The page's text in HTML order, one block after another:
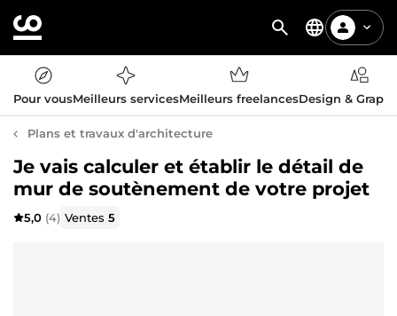
Pour vousMeilleurs servicesMeilleurs freelancesDesign &
Plans et travaux d'architecture
Je vais calculer et établir le détail de
mur de soutènement de votre projet
5,0 (4) Ventes5